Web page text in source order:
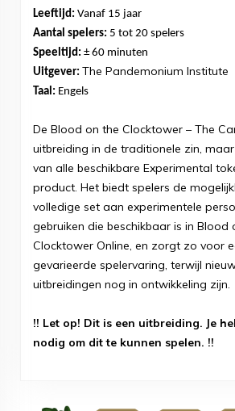
Leeftijd: Vanaf 15 jaar
Aantal spelers: 5 tot 20 spelers
Speeltijd: ± 60 minuten
Uitgever: The Pandemonium Institute
Taal: Engels
De Blood on the Clocktower – The
uitbreiding in de traditionele zin,
van alle beschikbare Experimental
product. Het biedt spelers de
volledige set aan experimentele
gebruiken die beschikbaar is in Blood
Clocktower Online, en zorgt zo voor
gevarieerde spelervaring, terwijl
uitbreidingen nog in ontwikkeling zijn.
!! Let op! Dit is een uitbreiding. Je
nodig om dit te kunnen spelen. !!